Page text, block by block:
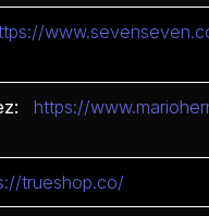
https://
trueshop.co/